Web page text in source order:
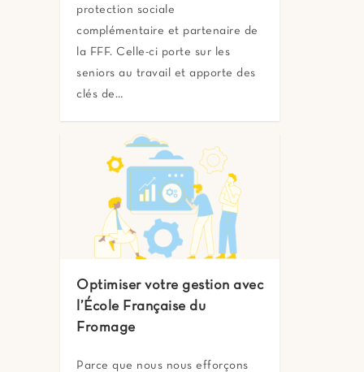
protection sociale
complémentaire et partenaire de
la FFF. Celle-ci porte sur les
seniors au travail et apporte des
clés de…
Optimiser votre gestion avec
l’École Française du
Fromage
Parce que nous nous efforçons